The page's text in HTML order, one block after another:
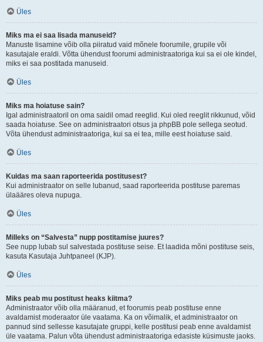
Üles
Miks ma ei saa lisada manuseid?
Manuste lisamine võib olla piiratud vaid mõnele foorumile, grupile või
kasutajale eraldi. Võtta ühendust foorumi administraatoriga kui sa ei ole kindel,
miks ei saa postitada manuseid.
Üles
Miks ma hoiatuse sain?
Igal administraatoril on oma saidil omad reeglid. Kui oled reeglit rikkunud, võid
saada hoiatuse. See on administraatori otsus ja phpBB pole sellega seotud.
Võta ühendust administraatoriga, kui sa ei tea, mille eest hoiatuse said.
Üles
Kuidas ma saan raporteerida postitusest?
Kui administraator on selle lubanud, saad raporteerida postituse paremas
ülaääres oleva nupuga.
Üles
Milleks on “Salvesta” nupp postitamise juures?
See nupp lubab sul salvestada postituse seise. Et laadida mõni postituse seis,
kasuta Kasutaja Juhtpaneel (KJP).
Üles
Miks peab mu postitust heaks kiitma?
Administraator võib olla määranud, et foorumis peab postituse enne
avaldamist moderaator üle vaatama. Ka on võimalik, et administraator on
pannud sind sellesse kasutajate gruppi, kelle postitusi peab enne avaldamist
üle vaatama. Palun võta ühendust administraatoriga edasiste küsimuste jaoks.